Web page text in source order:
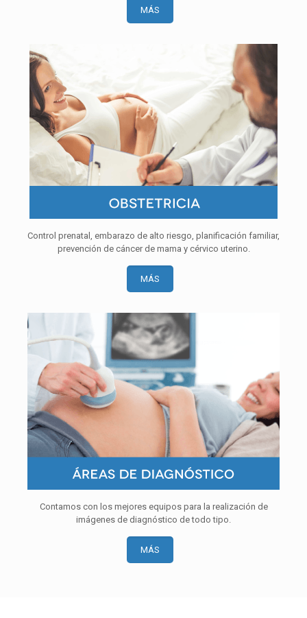
MÁS
Control prenatal, embarazo de alto riesgo, planificación familiar,
prevención de cáncer de mama y cérvico uterino.
MÁS
Contamos con los mejores equipos para la realización de
imágenes de diagnóstico de todo tipo.
MÁS